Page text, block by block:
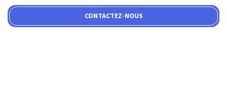
CONTACTEZ-NOUS